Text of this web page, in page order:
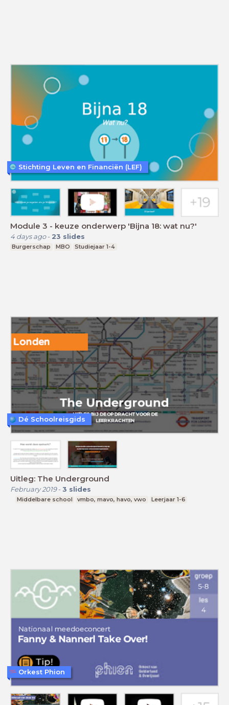
Module 3 - keuze onderwerp 'Bijna 18: wat nu?'
4 days ago- 23 slides
Burgerschap MBO Studiejaar 1-4
Stichting Leven en Financiën (LEF)
Uitleg: The Underground
February 2019- 3 slides
Middelbare school vmbo, mavo, havo, vwo Leerjaar 1-6
Dé Schoolreisgids
Orkest Phion